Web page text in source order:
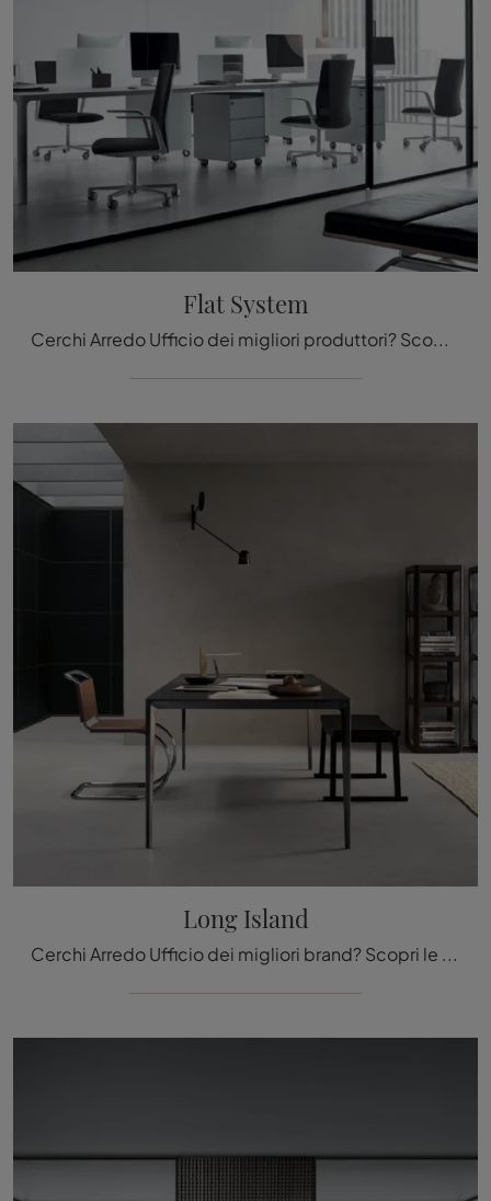
Flat System
Cerchi Arredo Ufficio dei migliori produttori? Scopri le differenti soluzioni di scrivanie operative in vetro, come il modello Flat System di ...
Long Island
Cerchi Arredo Ufficio dei migliori brand? Scopri le diverse proposte di scrivanie operative in vetro, come il modello Long Island di Rimadesio.